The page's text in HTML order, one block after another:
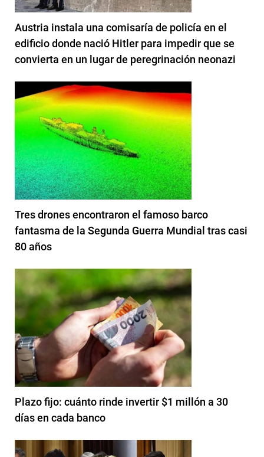
Austria instala una comisaría de policía en el
edificio donde nació Hitler para impedir que se
convierta en un lugar de peregrinación neonazi
Tres drones encontraron el famoso barco
fantasma de la Segunda Guerra Mundial tras casi
80 años
Plazo fijo: cuánto rinde invertir $1 millón a 30
días en cada banco